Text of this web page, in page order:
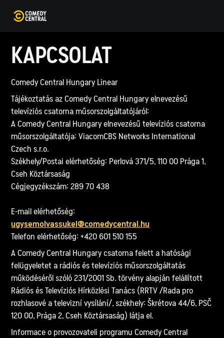
KAPCSOLAT
Comedy Central Hungary Linear
Tájékoztatás az Comedy Central Hungary elnevezésű
televíziós csatorna műsorszolgáltatójáról:
A Comedy Central Hungary elnevezésű televíziós csatorna
műsorszolgáltatója: ViacomCBS Networks International
Czech s.r.o.
Székhely/Postai elérhetőség: Perlová 371/5, 110 00 Prága 1,
Cseh Köztársaság
Cégjegyzékszám: 289 70 438
E-mail elérhetőség:
ugysemolvassukel@comedycentral.hu
Telefon elérhetőség: +420 601 510 155
A Comedy Central Hungary csatorna felett a hatósági
felügyeletet a rádiós és televíziós műsorszolgáltatás
működéséről szóló 231/2001 Sb. törvény alapján felállított
Rádiós és Televíziós Hírközlési Tanács (RRTV /Rada pro
rozhlasové a televizní vysílání/, székhely: Škrétova 44/6, PSČ
120 00, Prága 2, Cseh Köztársaság) látja el.
Informace o provozovateli programu Comedy Central